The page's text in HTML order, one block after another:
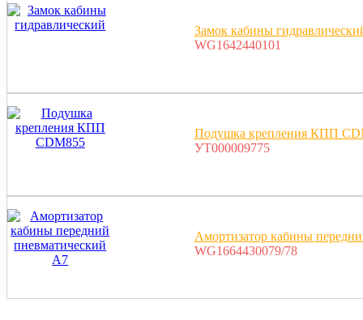
Замок кабины
WG1642440101
Подушка крепления КПП
УТ000009775
Амортизатор кабины
WG1664430079/78